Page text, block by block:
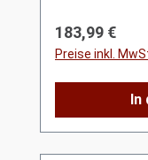
Regulärer
183,99 €
Preise inkl.
In